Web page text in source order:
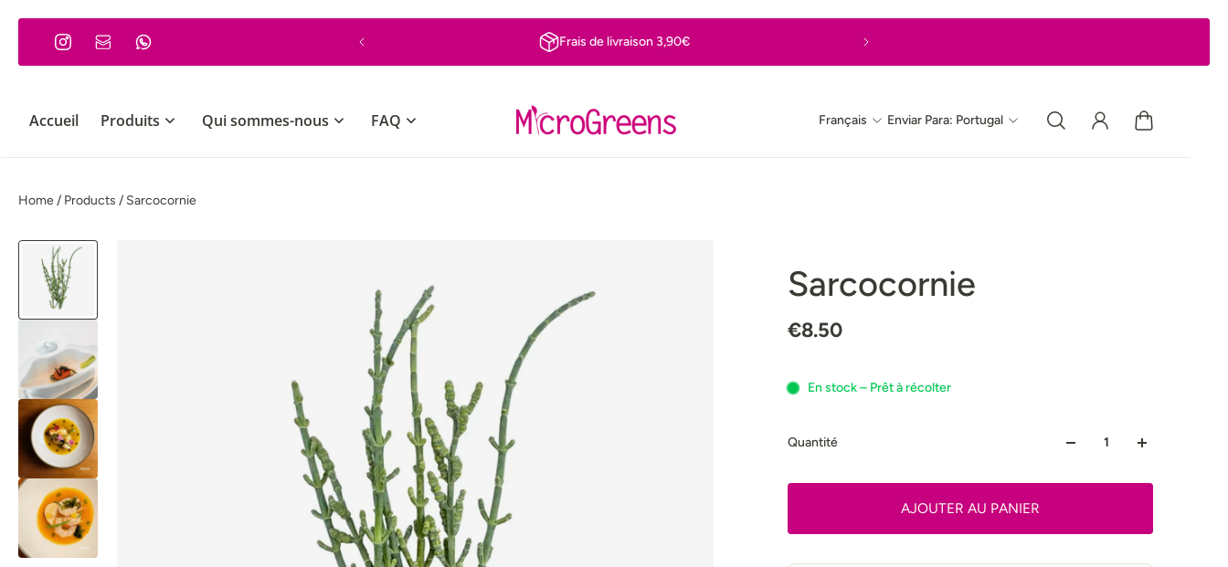
AU CONTENU
Commande minimum 12€ Frais de livraison 3,90€
Accueil Produits Qui sommes-nous FAQ Français Enviar Para: Portugal
Home/ Products / Sarcocornie
Sarcocornie
€8.50
En stock – Prêt à récolter
Quantité
AJOUTER AU PANIER